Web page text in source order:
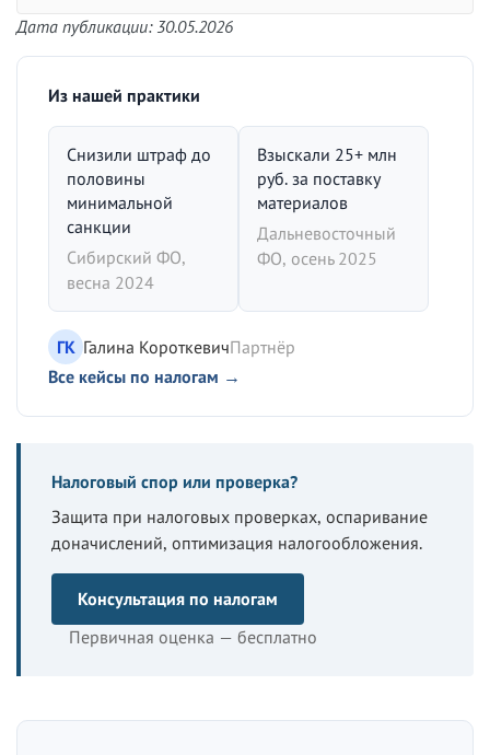
Дата публикации: 30.05.2026
Из нашей практики
Снизили штраф до
половины
минимальной
санкции
Сибирский ФО,
весна 2024
Взыскали 25+ млн
руб. за поставку
материалов
Дальневосточный
ФО, осень 2025
ГК Галина КороткевичПартнёр
Все кейсы по налогам →
Налоговый спор или проверка?
Защита при налоговых проверках, оспаривание
доначислений, оптимизация налогообложения.
Консультация по налогам
Первичная оценка — бесплатно